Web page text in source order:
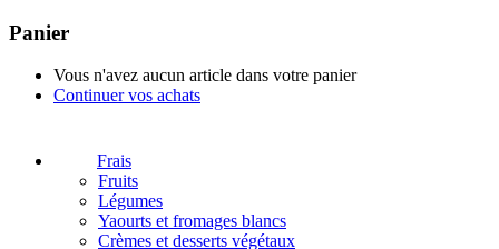
Panier
Vous n'avez aucun article dans votre panier
Continuer vos achats
Frais
Fruits
Légumes
Yaourts et fromages blancs
Crèmes et desserts végétaux